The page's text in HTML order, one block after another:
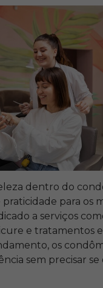
dentro do
para os
a serviços
e tratamentos
os
sem precisar se